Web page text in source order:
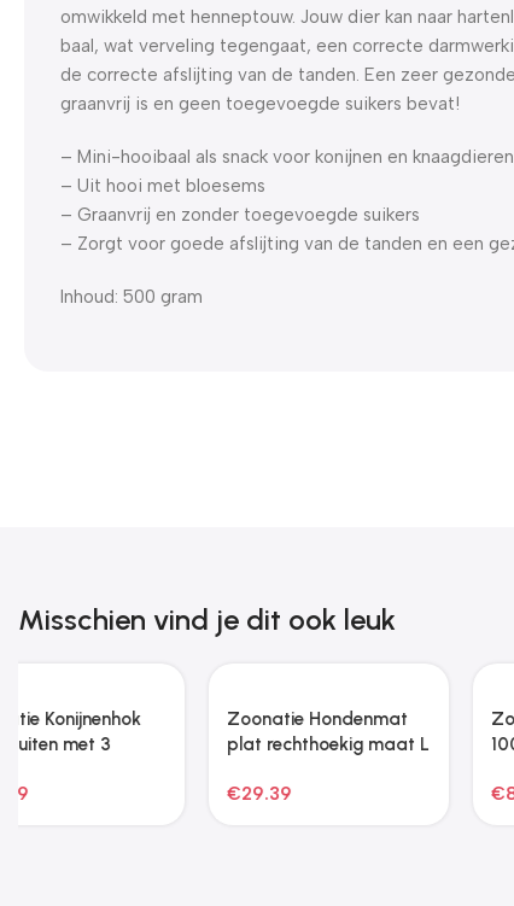
omwikkeld met henneptouw. Jouw dier kan naar
baal, wat verveling tegengaat, een correcte
de correcte afslijting van de tanden. Een zeer
graanvrij is en geen toegevoegde suikers bevat!
– Mini-hooibaal als snack voor konijnen en knaagdieren
– Uit hooi met bloesems
– Graanvrij en zonder toegevoegde suikers
– Zorgt voor goede afslijting van de tanden en een
Inhoud: 500 gram
Misschien vind je dit ook leuk
Hondenfietstrailer
oxford stof en ijzer
Hondenfietstrailer
oxford stof en ijzer